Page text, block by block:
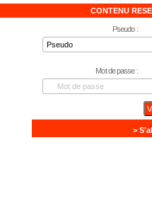
CONTENU
Pseudo :
Mot de passe :
>